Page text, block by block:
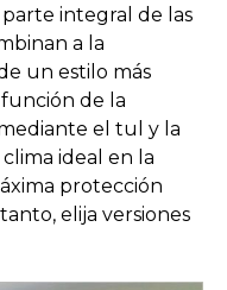
integral de las
a la
un estilo más
función de la
el tul y la
ideal en la
protección
elija versiones